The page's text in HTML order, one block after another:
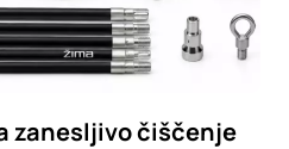
zanesljivo čiščenje